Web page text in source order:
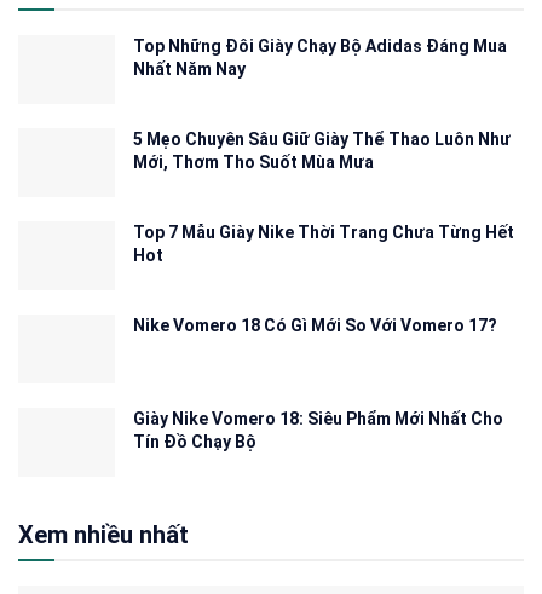
Top Những Đôi Giày Chạy Bộ Adidas Đáng Mua
Nhất Năm Nay
5 Mẹo Chuyên Sâu Giữ Giày Thể Thao Luôn Như
Mới, Thơm Tho Suốt Mùa Mưa
Top 7 Mẫu Giày Nike Thời Trang Chưa Từng Hết
Hot
Nike Vomero 18 Có Gì Mới So Với Vomero 17?
Giày Nike Vomero 18: Siêu Phẩm Mới Nhất Cho
Tín Đồ Chạy Bộ
Xem nhiều nhất